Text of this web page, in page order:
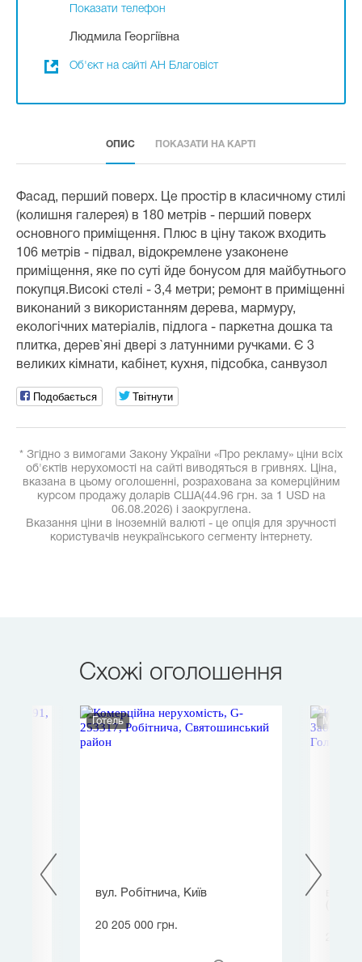
Показати телефон
Людмила Георгіївна
Об'єкт на сайті АН Благовіст
ОПИС ПОКАЗАТИ НА КАРТІ
Фасад, перший поверх. Це простір в класичному стилі
(колишня галерея) в 180 метрів - перший поверх
основного приміщення. Плюс в ціну також входить
106 метрів - підвал, відокремлене узаконене
приміщення, яке по суті йде бонусом для майбутнього
покупця.Високі стелі - 3,4 метри; ремонт в приміщенні
виконаний з використанням дерева, мармуру,
екологічних матеріалів, підлога - паркетна дошка та
плитка, дерев`яні двері з латунними ручками. Є 3
великих кімнати, кабінет, кухня, підсобка, санвузол
Подобається Твітнути
* Згідно з вимогами Закону України «Про рекламу» ціни всіх
об'єктів нерухомості на сайті виводяться в гривнях. Ціна,
вказана в цьому оголошенні, розрахована за комерційним
курсом продажу доларів США(44.96 грн. за 1 USD на
06.08.2026) і заокруглена.
Вказання ціни в іноземній валюті - це опція для зручності
користувачів неукраїнського сегменту інтернету.
Схожі оголошення
Готель
вул. Робітнича, Київ
20 205 000 грн.